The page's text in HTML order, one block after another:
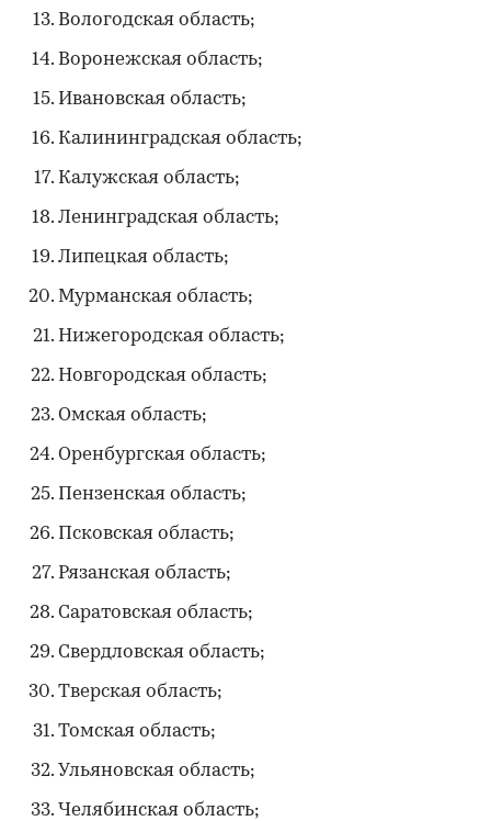
Вологодская область;
Воронежская область;
Ивановская область;
Калининградская область;
Калужская область;
Ленинградская область;
Липецкая область;
Мурманская область;
Нижегородская область;
Новгородская область;
Омская область;
Оренбургская область;
Пензенская область;
Псковская область;
Рязанская область;
Саратовская область;
Свердловская область;
Тверская область;
Томская область;
Ульяновская область;
Челябинская область;